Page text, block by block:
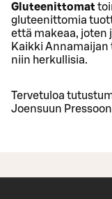
Gluteenittomat
gluteenittomia
että makeaa, joten
Kaikki
niin herkullisia.
Tervetuloa
Joensuun